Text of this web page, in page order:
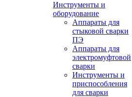
Инструменты и
оборудование
Аппараты для
стыковой сварки
ПЭ
Аппараты для
электромуфтовой
сварки
Инструменты и
приспособления
для сварки